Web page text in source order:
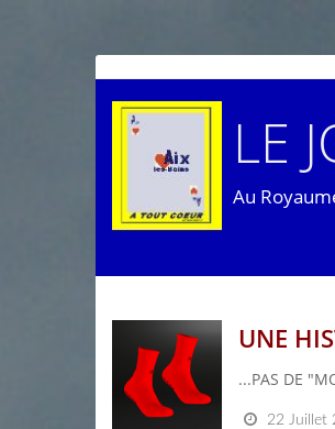
LE
Au
UNE
...PAS DE
22 Juillet